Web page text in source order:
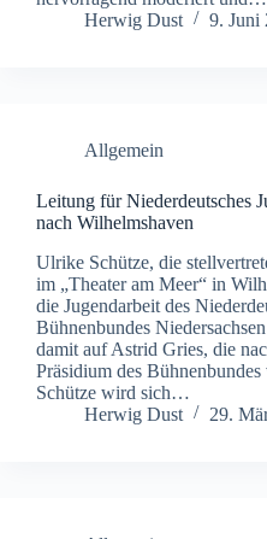
Herwig Dust
9. Juni
Allgemein
Leitung für Niederdeutsches
nach Wilhelmshaven
Ulrike Schütze, die
im „Theater am Meer“ in
die Jugendarbeit des
Bühnenbundes
damit auf Astrid Gries, die
Präsidium des
Schütze wird sich…
Herwig Dust
29.